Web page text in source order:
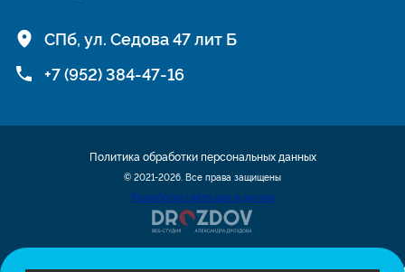
СПб, ул. Седова 47 лит Б
+7 (952) 384-47-16
© 2021-2026. Все права защищены
Разработка сайта шин и дисков
Политика обработки персональных данных